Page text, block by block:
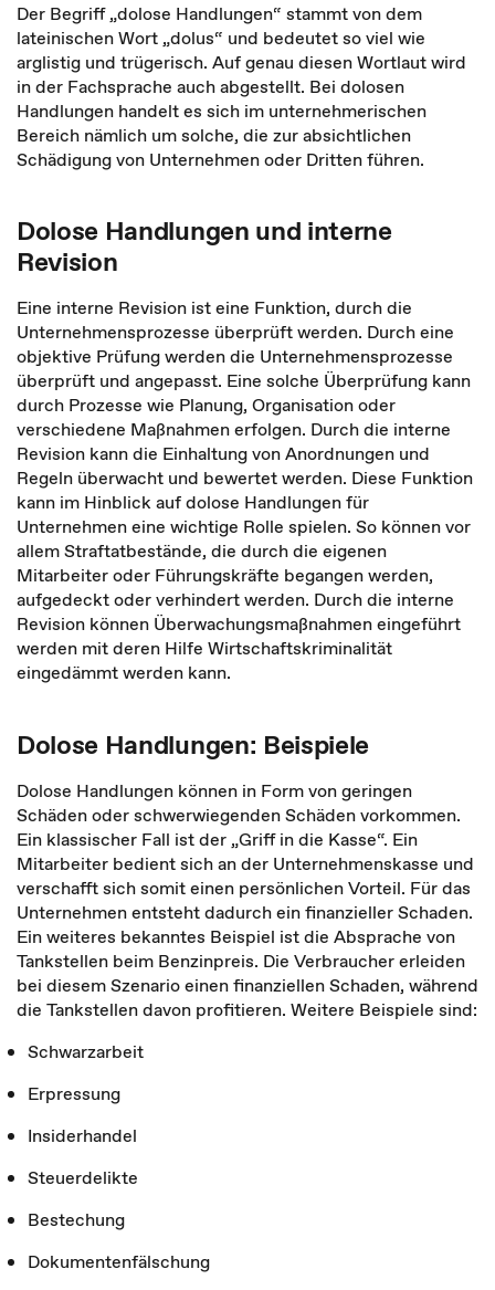
Der Begriff „dolose Handlungen“ stammt von dem
lateinischen Wort „dolus“ und bedeutet so viel wie
arglistig und trügerisch. Auf genau diesen Wortlaut wird
in der Fachsprache auch abgestellt. Bei dolosen
Handlungen handelt es sich im unternehmerischen
Bereich nämlich um solche, die zur absichtlichen
Schädigung von Unternehmen oder Dritten führen.
Dolose Handlungen und interne
Revision
Eine interne Revision ist eine Funktion, durch die
Unternehmensprozesse überprüft werden. Durch eine
objektive Prüfung werden die Unternehmensprozesse
überprüft und angepasst. Eine solche Überprüfung kann
durch Prozesse wie Planung, Organisation oder
verschiedene Maßnahmen erfolgen. Durch die interne
Revision kann die Einhaltung von Anordnungen und
Regeln überwacht und bewertet werden. Diese Funktion
kann im Hinblick auf dolose Handlungen für
Unternehmen eine wichtige Rolle spielen. So können vor
allem Straftatbestände, die durch die eigenen
Mitarbeiter oder Führungskräfte begangen werden,
aufgedeckt oder verhindert werden. Durch die interne
Revision können Überwachungsmaßnahmen eingeführt
werden mit deren Hilfe Wirtschaftskriminalität
eingedämmt werden kann.
Dolose Handlungen: Beispiele
Dolose Handlungen können in Form von geringen
Schäden oder schwerwiegenden Schäden vorkommen.
Ein klassischer Fall ist der „Griff in die Kasse“. Ein
Mitarbeiter bedient sich an der Unternehmenskasse und
verschafft sich somit einen persönlichen Vorteil. Für das
Unternehmen entsteht dadurch ein finanzieller Schaden.
Ein weiteres bekanntes Beispiel ist die Absprache von
Tankstellen beim Benzinpreis. Die Verbraucher erleiden
bei diesem Szenario einen finanziellen Schaden, während
die Tankstellen davon profitieren. Weitere Beispiele sind:
Schwarzarbeit
Erpressung
Insiderhandel
Steuerdelikte
Bestechung
Dokumentenfälschung